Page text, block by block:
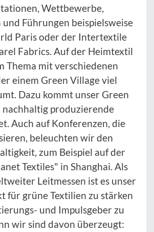
Wettbewerbe,
Führungen beispielsweise
Paris oder der Intertextile
Fabrics. Auf der Heimtextil
Thema mit verschiedenen
einem Green Village viel
Dazu kommt unser Green
produzierende
Auch auf Konferenzen, die
beleuchten wir den
zum Beispiel auf der
Textiles" in Shanghai. Als
Leitmessen ist es unser
für grüne Textilien zu stärken
und Impulsgeber zu
wir sind davon überzeugt: